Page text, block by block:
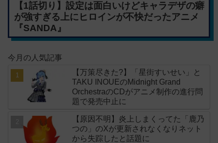
【1話切り】設定は面白いけどキャラデザの癖
が強すぎる上にヒロインが不快だったアニメ
『SANDA』
今月の人気記事
【万策尽きた?】「星街すいせい」と
TAKU INOUEのMidnight Grand
OrchestraのCDがアニメ制作の進行問
題で発売中止に
【原因不明】炎上しまくってた「鹿乃
つの」のXが更新されなくなりネット
から失踪したと話題に